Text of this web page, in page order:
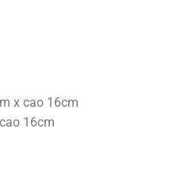
x cao 16cm
16cm